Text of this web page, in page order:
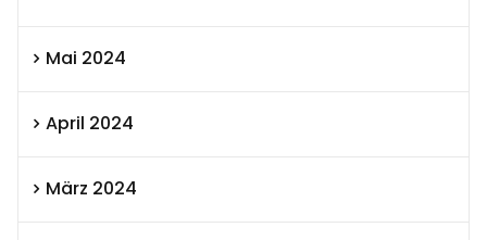
Mai 2024
April 2024
März 2024